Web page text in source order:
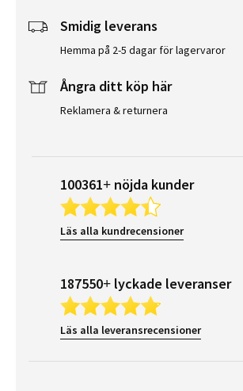
Smidig leverans
Hemma på 2-5 dagar för lagervaror
Ångra ditt köp här
Reklamera & returnera
100361+ nöjda kunder
Läs alla kundrecensioner
187550+ lyckade leveranser
Läs alla leveransrecensioner